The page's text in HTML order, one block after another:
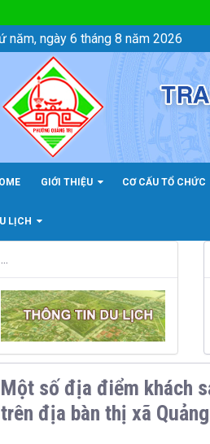
năm, ngày 6 tháng 8 năm 2026
GIỚI THIỆU CƠ CẤU TỔ CHỨC
LỊCH
...
Một số địa điểm khách
trên địa bàn thị xã